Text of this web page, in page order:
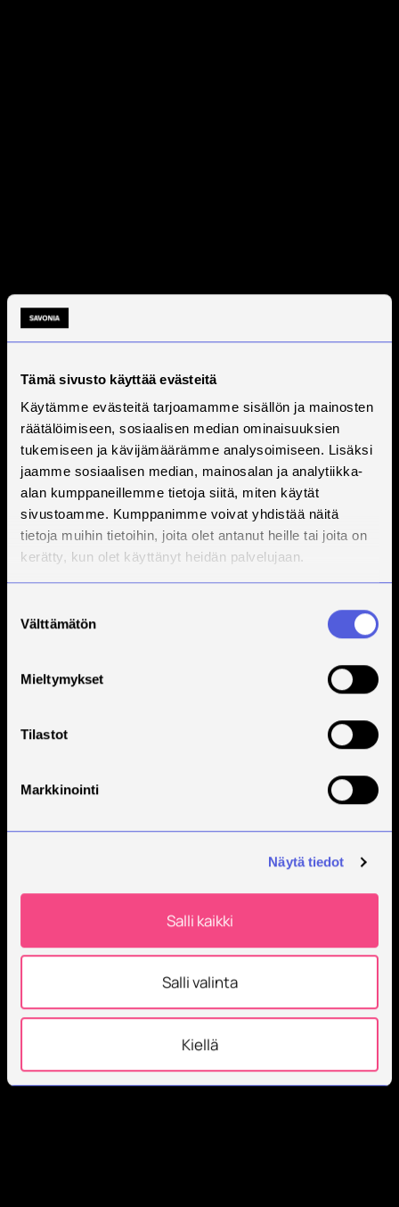
Tämä sivusto käyttää evästeitä
Käytämme evästeitä tarjoamamme sisällön ja mainosten
räätälöimiseen, sosiaalisen median ominaisuuksien
tukemiseen ja kävijämäärämme analysoimiseen. Lisäksi
jaamme sosiaalisen median, mainosalan ja analytiikka-
alan kumppaneillemme tietoja siitä, miten käytät
sivustoamme. Kumppanimme voivat yhdistää näitä
tietoja muihin tietoihin, joita olet antanut heille tai joita on
kerätty, kun olet käyttänyt heidän palvelujaan.
valinta
Välttämätön
Mieltymykset
Tilastot
Markkinointi
Näytä tiedot
Salli kaikki
Salli valinta
Kiellä